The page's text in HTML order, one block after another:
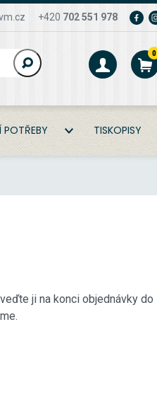
+420 702 551 978
0
TISKOPISY
ji na konci objednávky do